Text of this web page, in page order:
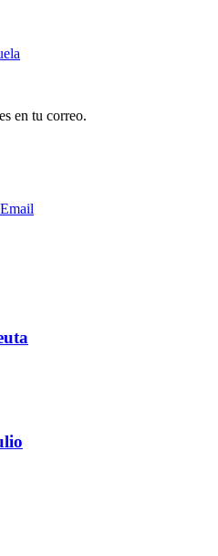
en tu correo.
Email